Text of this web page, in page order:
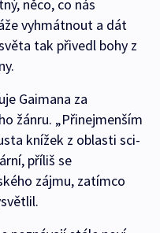
něco, co nás
vyhmátnout a dát
tak přivedl bohy z
Gaimana za
žánru. „Přinejmenším
knížek z oblasti sci-
příliš se
zájmu, zatímco